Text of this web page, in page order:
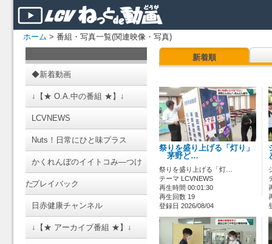
ホーム > 番組・写真一覧(関連映像・写真)
◆新着動画
↓【★ O.A.中の番組 ★】↓
LCVNEWS
Nuts！日常にひと味プラス
かくれんぼのイイトコみ―つけ
たプレイバック
日赤健康チャンネル
↓【★ アーカイブ番組 ★】↓
新着順
祭りを盛り上げる「灯り」
茅野ど…
祭りを盛り上げる「灯…
テーマ LCVNEWS
再生時間 00:01:30
再生回数 19
登録日 2026/08/04